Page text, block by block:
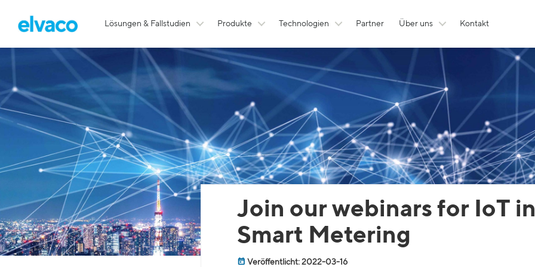
Lösungen & Fallstudien Produkte Technologien Partner Über uns Kontakt
Join our webinars for IoT
Smart Metering
Veröffentlicht: 2022-03-16